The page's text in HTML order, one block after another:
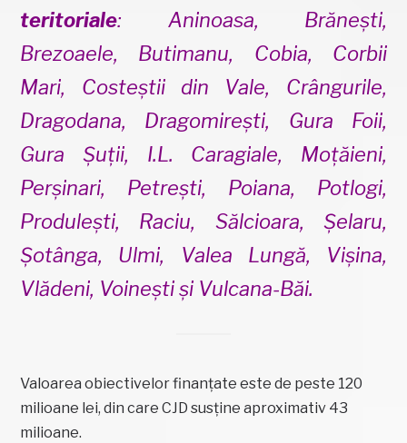
teritoriale: Aninoasa, Brănești,
Brezoaele, Butimanu, Cobia, Corbii
Mari, Costeștii din Vale, Crângurile,
Dragodana, Dragomirești, Gura Foii,
Gura Șuții, I.L. Caragiale, Moțăieni,
Perșinari, Petrești, Poiana, Potlogi,
Produlești, Raciu, Sălcioara, Șelaru,
Șotânga, Ulmi, Valea Lungă, Vișina,
Vlădeni, Voinești și Vulcana-Băi.
Valoarea obiectivelor finanțate este de peste 120
milioane lei, din care CJD susține aproximativ 43
milioane.